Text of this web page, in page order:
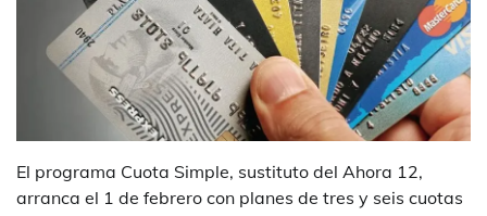
El programa Cuota Simple, sustituto del Ahora 12,
arranca el 1 de febrero con planes de tres y seis cuotas